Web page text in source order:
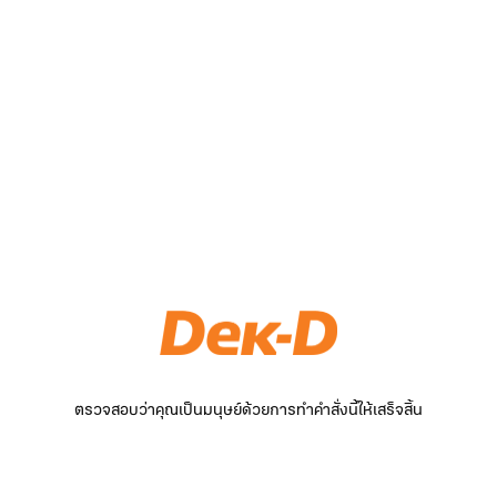
ตรวจสอบว่าคุณเป็นมนุษย์ด้วยการทำคำสั่งนี้ให้เสร็จสิ้น